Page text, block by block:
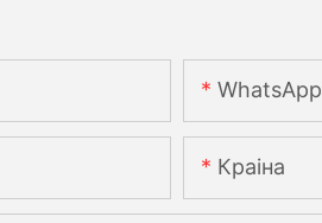
WhatsApp
Краіна